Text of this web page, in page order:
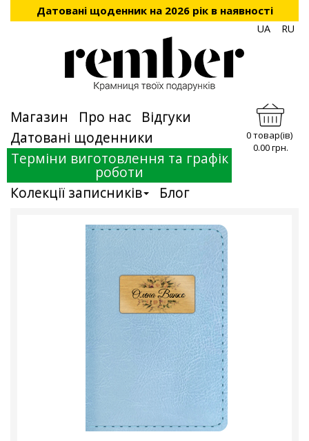
Датовані щоденник на 2026 рік в наявності
UA RU
Магазин Про нас
Відгуки
Датовані щоденники
Терміни виготовлення та графік
роботи
Колекції записників
Блог
0 товар(ів)
0.00 грн.